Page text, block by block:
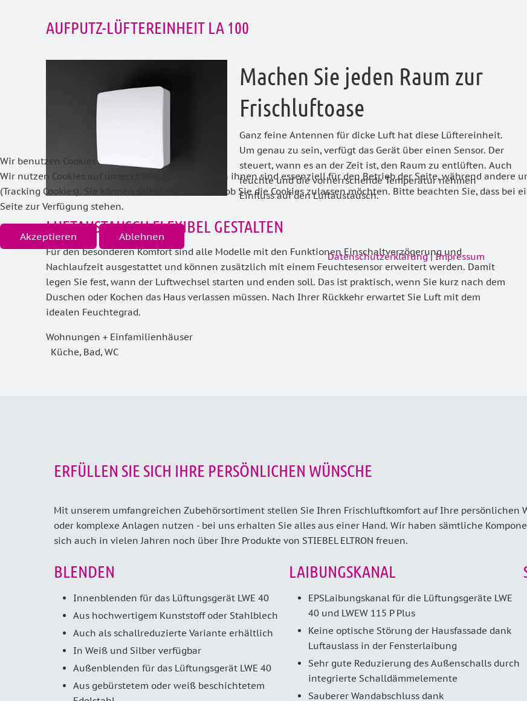
AUFPUTZ-LÜFTEREINHEIT LA 100
Machen Sie jeden Raum zur
Frischluftoase
Ganz feine Antennen für dicke Luft hat diese Lüftereinheit.
Um genau zu sein, verfügt das Gerät über einen Sensor. Der
steuert, wann es an der Zeit ist, den Raum zu entlüften. Auch
feuchte und die vorherrschende Temperatur nehmen
Einfluss auf den Luftaustausch.
LUFTAUSTAUSCH FLEXIBEL GESTALTEN
Für den besonderen Komfort sind alle Modelle mit den Funktionen Einschaltverzögerung und
Nachlaufzeit ausgestattet und können zusätzlich mit einem Feuchtesensor erwei­tert werden. Damit
legen Sie fest, wann der Luftwechsel starten und enden soll. Das ist praktisch, wenn Sie kurz nach dem
Duschen oder Kochen das Haus verlassen müssen. Nach Ihrer Rückkehr erwartet Sie Luft mit dem
idealen Feuchtegrad.
Wohnungen + Einfamilienhäuser
Küche, Bad, WC
ERFÜLLEN SIE SICH IHRE PERSÖNLICHEN WÜNSCHE
Mit unserem umfangreichen Zubehörsortiment stellen Sie Ihren Frischluftkomfort auf Ihre persönlichen
oder komplexe Anlagen nutzen - bei uns erhalten Sie alles aus einer Hand. Wir haben sämtliche
sich auch in vielen Jahren noch über Ihre Produkte von STIEBEL ELTRON freuen.
BLENDEN
Innenblenden für das Lüftungsgerät LWE 40
Aus hochwertigem Kunststoff oder Stahlblech
Auch als schallreduzierte Variante erhältlich
In Weiß und Silber verfügbar
Außenblenden für das Lüftungsgerät LWE 40
Aus gebürstetem oder weiß beschichtetem
LAIBUNGSKANAL
EPS­Laibungskanal für die Lüftungsgeräte LWE
40 und LWE­W 115 P Plus
Keine optische Störung der Hausfassade dank
Luftauslass in der Fensterlaibung
Sehr gute Reduzierung des Außenschalls durch
integrierte Schalldämmelemente
Sauberer Wandabschluss dank
Wir benutzen Cookies
Wir nutzen Cookies auf unserer Website. Einige von ihnen sind essenziell für den Betrieb der Seite, während andere
(Tracking Cookies). Sie können selbst entscheiden, ob Sie die Cookies zulassen möchten. Bitte beachten Sie, dass
Seite zur Verfügung stehen.
Akzeptieren Ablehnen
Datenschutzerklärung|Impressum